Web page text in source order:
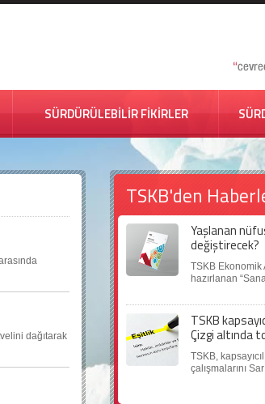
SÜRDÜRÜLEBİLİR FİKİRLER
dağıtarak
TSKB'den
Yaşlanan
değiştirecek?
TSKB Ekonomik
hazırlanan
TSKB
Çizgi altında
TSKB,
çalışmalarını